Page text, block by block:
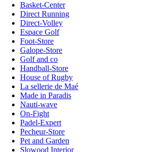
Basket-Center
Direct Running
Direct-Volley
Espace Golf
Foot-Store
Galope-Store
Golf and co
Handball-Store
House of Rugby
La sellerie de Maé
Made in Paradis
Nauti-wave
On-Fight
Padel-Expert
Pecheur-Store
Pet and Garden
Slowood Interior